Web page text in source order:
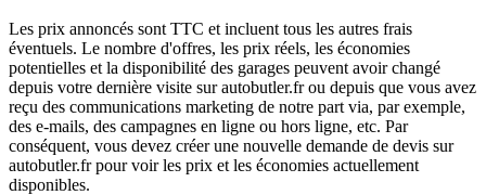
Les prix annoncés sont TTC et incluent tous les autres frais
éventuels. Le nombre d'offres, les prix réels, les économies
potentielles et la disponibilité des garages peuvent avoir changé
depuis votre dernière visite sur autobutler.fr ou depuis que vous avez
reçu des communications marketing de notre part via, par exemple,
des e-mails, des campagnes en ligne ou hors ligne, etc. Par
conséquent, vous devez créer une nouvelle demande de devis sur
autobutler.fr pour voir les prix et les économies actuellement
disponibles.